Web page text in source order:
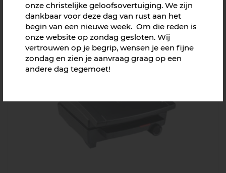
Boterwafels in glazen potje
Vanaf € 3,08
onze christelijke geloofsovertuiging. We zijn
dankbaar voor deze dag van rust aan het
begin van een nieuwe week. Om die reden is
onze website op zondag gesloten. Wij
vertrouwen op je begrip, wensen je een fijne
zondag en zien je aanvraag graag op een
andere dag tegemoet!